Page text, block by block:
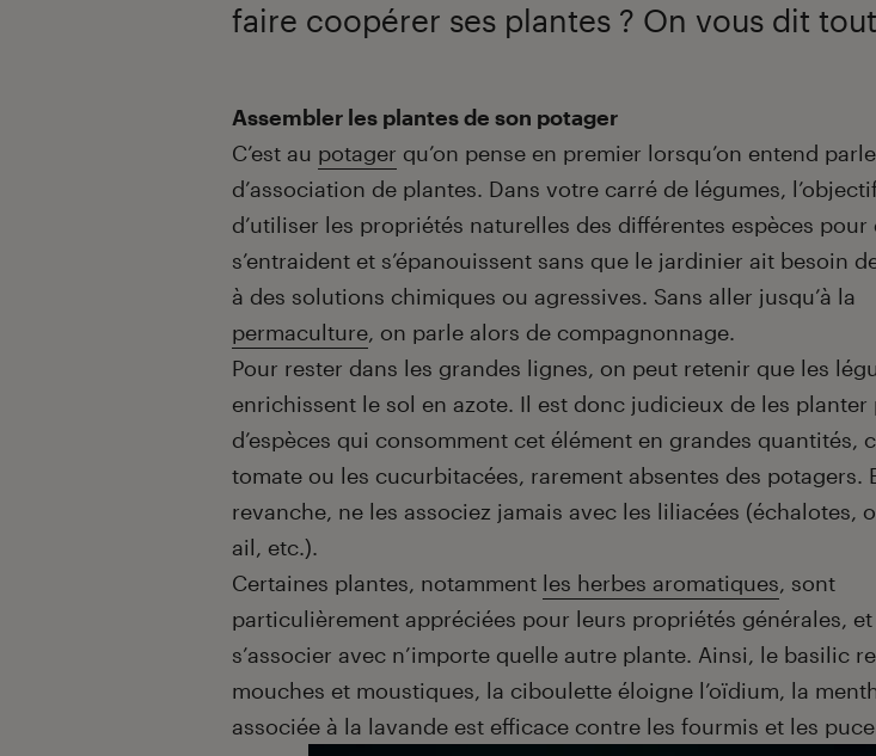
faire coopérer ses plantes ? On vous dit
Introduction
Assembler les plantes de son potager
C’est au potager qu’on pense en premier lorsqu’on entend
d’association de plantes. Dans votre carré de légumes,
d’utiliser les propriétés naturelles des différentes espèces pour
s’entraident et s’épanouissent sans que le jardinier ait besoin
à des solutions chimiques ou agressives. Sans aller jusqu’à la
permaculture, on parle alors de compagnonnage.
Pour rester dans les grandes lignes, on peut retenir que les
enrichissent le sol en azote. Il est donc judicieux de les planter
d’espèces qui consomment cet élément en grandes quantités,
tomate ou les cucurbitacées, rarement absentes des potagers.
revanche, ne les associez jamais avec les liliacées (échalotes,
ail, etc.).
Certaines plantes, notamment les herbes aromatiques, sont
particulièrement appréciées pour leurs propriétés générales,
s’associer avec n’importe quelle autre plante. Ainsi, le basilic
mouches et moustiques, la ciboulette éloigne l’oïdium, la
associée à la lavande est efficace contre les fourmis et les